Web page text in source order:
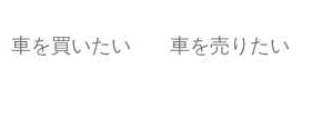
車を買いたい 車を売りたい